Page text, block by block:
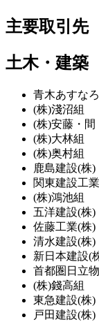
主要取引先
土木・建築
青木あすな
(株)淺沼組
(株)安藤・間
(株)大林組
(株)奥村組
鹿島建設(株)
関東建設工
(株)鴻池組
五洋建設(株)
佐藤工業(株)
清水建設(株)
新日本建設(
首都圏日立
(株)錢高組
東急建設(株)
戸田建設(株)